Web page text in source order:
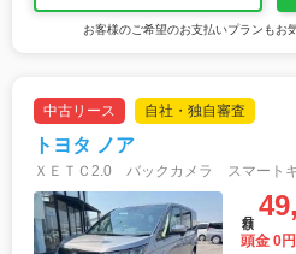
お客様のご希望のお支払いプランもお
中古リース 自社・独自審査
トヨタ ノア
ＸＥＴＣ2.0 バックカメラ スマート
頭金 0円